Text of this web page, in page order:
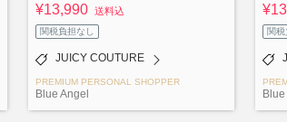
¥13,990 送料込
関税負担なし
JUICY COUTURE
PREMIUM PERSONAL SHOPPER
Blue Angel
関税
Blue